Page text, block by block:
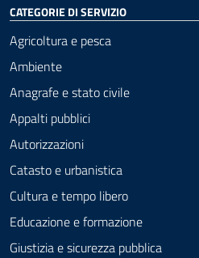
CATEGORIE DI SERVIZIO
Agricoltura e pesca
Ambiente
Anagrafe e stato civile
Appalti pubblici
Autorizzazioni
Catasto e urbanistica
Cultura e tempo libero
Educazione e formazione
Giustizia e sicurezza pubblica